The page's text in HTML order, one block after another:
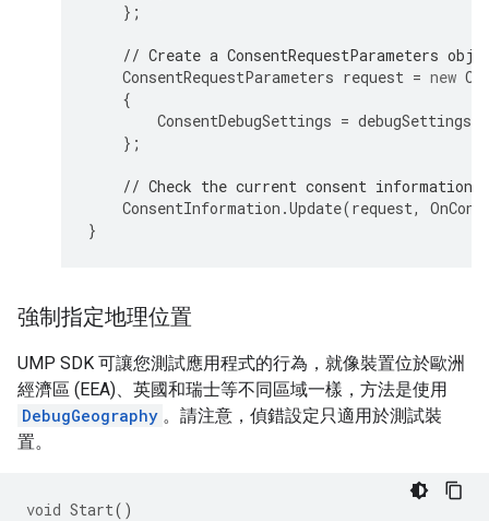
};
// Create a ConsentRequestParameters
ConsentRequestParameters request = new
{
ConsentDebugSettings = debugSettings
};
// Check the current consent information
ConsentInformation .Update(request,
}
強制指定地理位置
UMP SDK 可讓您測試應用程式的行為，就像裝置位於歐洲
經濟區 (EEA)、英國和瑞士等不同區域一樣，方法是使用
DebugGeography 。請注意，偵錯設定只適用於測試裝
置。
void Start()